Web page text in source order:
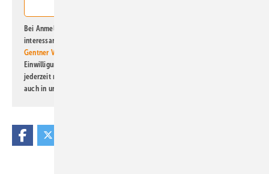
Bei Anmeldung zu diesem Newsletter bin ich damit einverstanden, über
interessante Verlags- und Online-Angebote
Gentner Verlag GmbH & Co. KG
Einwilligung kann ich jederzeit widerrufen und eine Abmeldung ist
jederzeit möglich. Informationen zum Umgang mit Daten finden Sie
auch in unserer